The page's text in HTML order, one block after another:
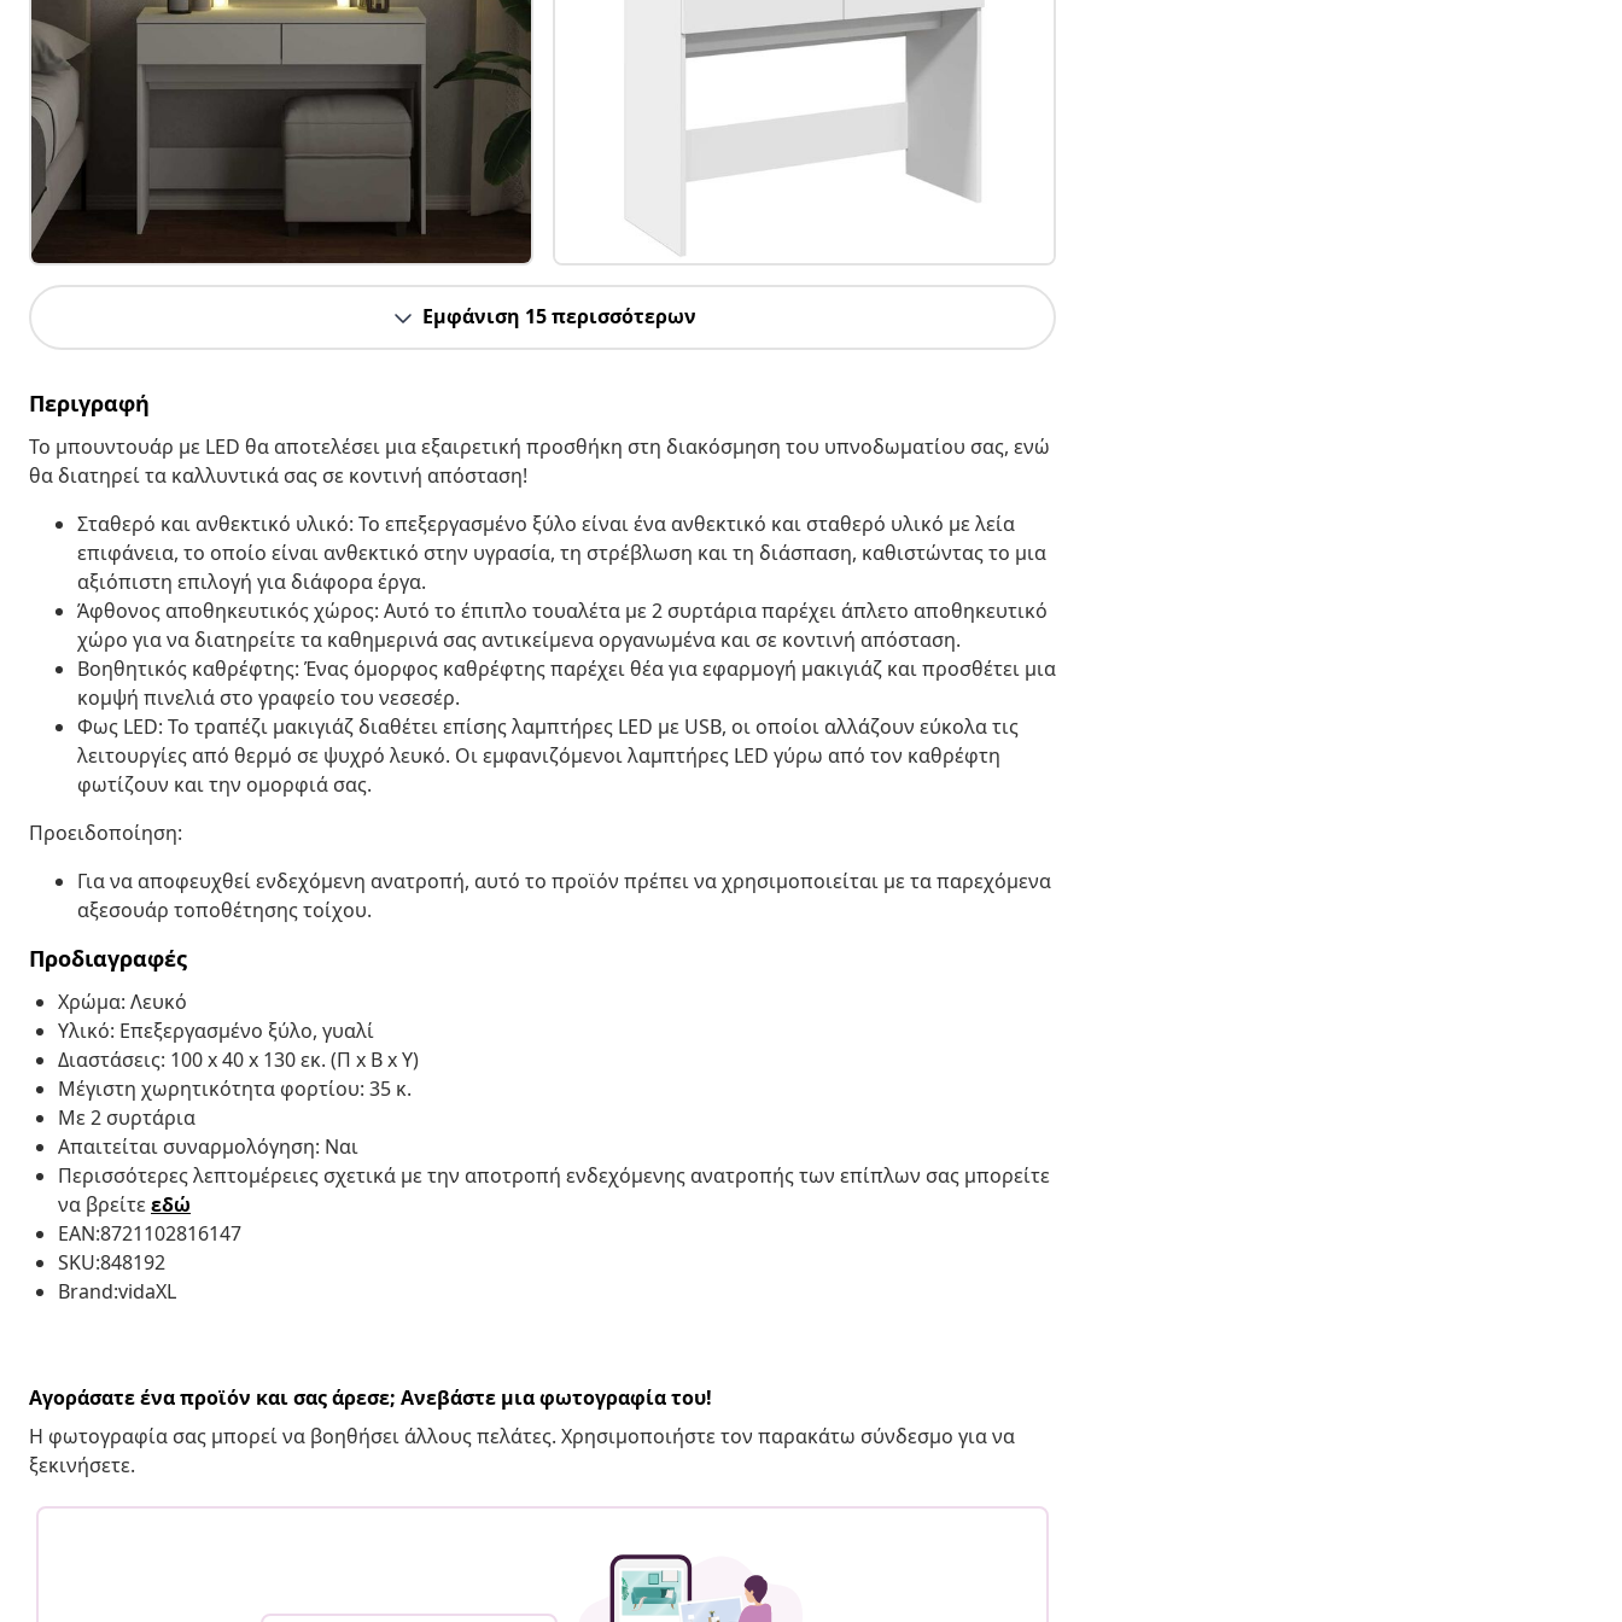
Εμφάνιση 15 περισσότερων
Περιγραφή
Το μπουντουάρ με LED θα αποτελέσει μια εξαιρετική προσθήκη στη διακόσμηση του υπνοδωματίου σας, ενώ
θα διατηρεί τα καλλυντικά σας σε κοντινή απόσταση!
Σταθερό και ανθεκτικό υλικό: Το επεξεργασμένο ξύλο είναι ένα ανθεκτικό και σταθερό υλικό με λεία
επιφάνεια, το οποίο είναι ανθεκτικό στην υγρασία, τη στρέβλωση και τη διάσπαση, καθιστώντας το μια
αξιόπιστη επιλογή για διάφορα έργα.
Άφθονος αποθηκευτικός χώρος: Αυτό το έπιπλο τουαλέτα με 2 συρτάρια παρέχει άπλετο αποθηκευτικό
χώρο για να διατηρείτε τα καθημερινά σας αντικείμενα οργανωμένα και σε κοντινή απόσταση.
Βοηθητικός καθρέφτης: Ένας όμορφος καθρέφτης παρέχει θέα για εφαρμογή μακιγιάζ και προσθέτει μια
κομψή πινελιά στο γραφείο του νεσεσέρ.
Φως LED: Το τραπέζι μακιγιάζ διαθέτει επίσης λαμπτήρες LED με USB, οι οποίοι αλλάζουν εύκολα τις
λειτουργίες από θερμό σε ψυχρό λευκό. Οι εμφανιζόμενοι λαμπτήρες LED γύρω από τον καθρέφτη
φωτίζουν και την ομορφιά σας.
Προειδοποίηση:
Για να αποφευχθεί ενδεχόμενη ανατροπή, αυτό το προϊόν πρέπει να χρησιμοποιείται με τα παρεχόμενα
αξεσουάρ τοποθέτησης τοίχου.
Προδιαγραφές
Χρώμα: Λευκό
Υλικό: Επεξεργασμένο ξύλο, γυαλί
Διαστάσεις: 100 x 40 x 130 εκ. (Π x Β x Υ)
Μέγιστη χωρητικότητα φορτίου: 35 κ.
Με 2 συρτάρια
Απαιτείται συναρμολόγηση: Ναι
Περισσότερες λεπτομέρειες σχετικά με την αποτροπή ενδεχόμενης ανατροπής των επίπλων σας μπορείτε
να βρείτεεδώ
EAN:8721102816147
SKU:848192
Brand:vidaXL
Αγοράσατε ένα προϊόν και σας άρεσε; Ανεβάστε μια φωτογραφία του!
Η φωτογραφία σας μπορεί να βοηθήσει άλλους πελάτες. Χρησιμοποιήστε τον παρακάτω σύνδεσμο για να
ξεκινήσετε.